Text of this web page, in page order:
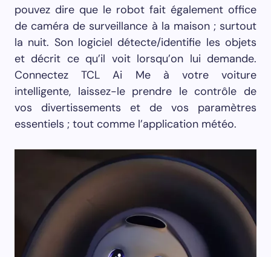
pouvez dire que le robot fait également office
de caméra de surveillance à la maison ; surtout
la nuit. Son logiciel détecte/identifie les objets
et décrit ce qu’il voit lorsqu’on lui demande.
Connectez TCL Ai Me à votre voiture
intelligente, laissez-le prendre le contrôle de
vos divertissements et de vos paramètres
essentiels ; tout comme l’application météo.